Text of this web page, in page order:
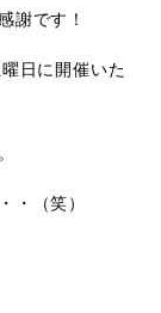
謝です！
日に開催いた
・（笑）